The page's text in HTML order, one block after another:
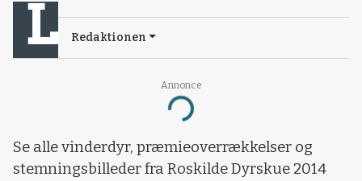
Annonce
Loading...
Redaktionen
Se alle vinderdyr, præmieoverrækkelser og
stemningsbilleder fra Roskilde Dyrskue 2014